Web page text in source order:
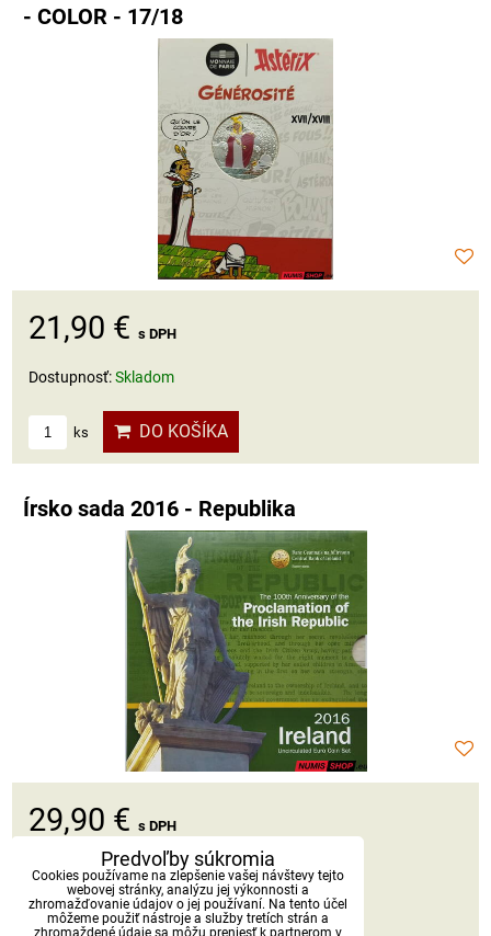
- COLOR - 17/18
21,90 € s DPH
Dostupnosť:Skladom
ks DO KOŠÍKA
Írsko sada 2016 - Republika
29,90 € s DPH
Dostupnosť:Skladom
ks DO KOŠÍKA
Predvoľby súkromia
Cookies používame na zlepšenie vašej návštevy tejto
webovej stránky, analýzu jej výkonnosti a
zhromažďovanie údajov o jej používaní. Na tento účel
môžeme použiť nástroje a služby tretích strán a
zhromaždené údaje sa môžu preniesť k partnerom v